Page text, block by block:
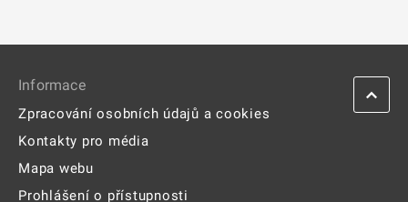
Informace
Zpracování osobních údajů a cookies
Kontakty pro média
Mapa webu
Prohlášení o přístupnosti